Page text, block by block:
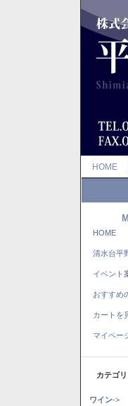
HOME
HOME
清水台平
イベント
おすすめ
カートを
マイペー
カテゴリ
ワイン->